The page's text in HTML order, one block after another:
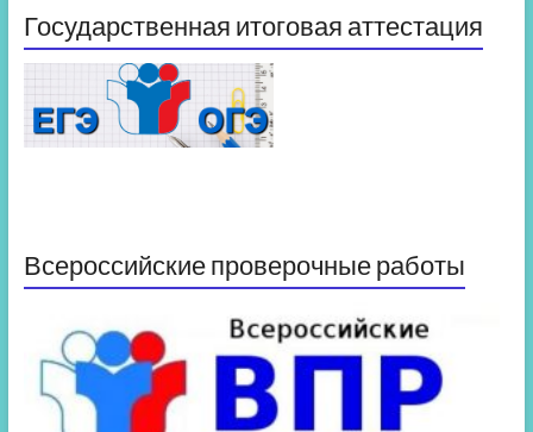
Государственная итоговая аттестация
Всероссийские проверочные работы